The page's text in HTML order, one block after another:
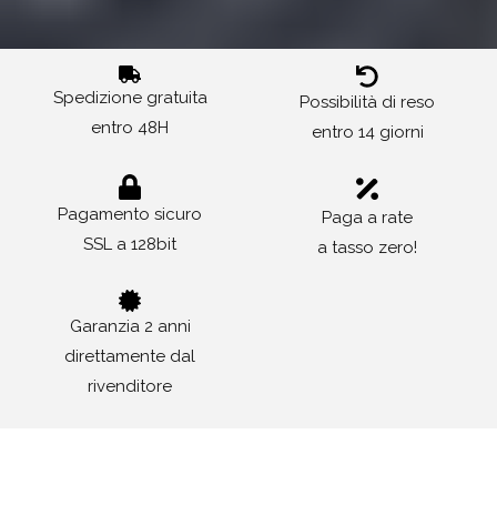
Spedizione gratuita
entro 48H
Possibilità di reso
entro 14 giorni
Pagamento sicuro
SSL a 128bit
Paga a rate
a tasso zero!
Garanzia 2 anni
direttamente dal
rivenditore